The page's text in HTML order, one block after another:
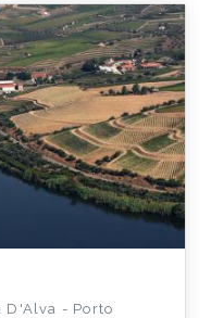
D'Alva - Porto